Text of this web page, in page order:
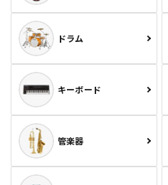
ドラム
キーボード
管楽器